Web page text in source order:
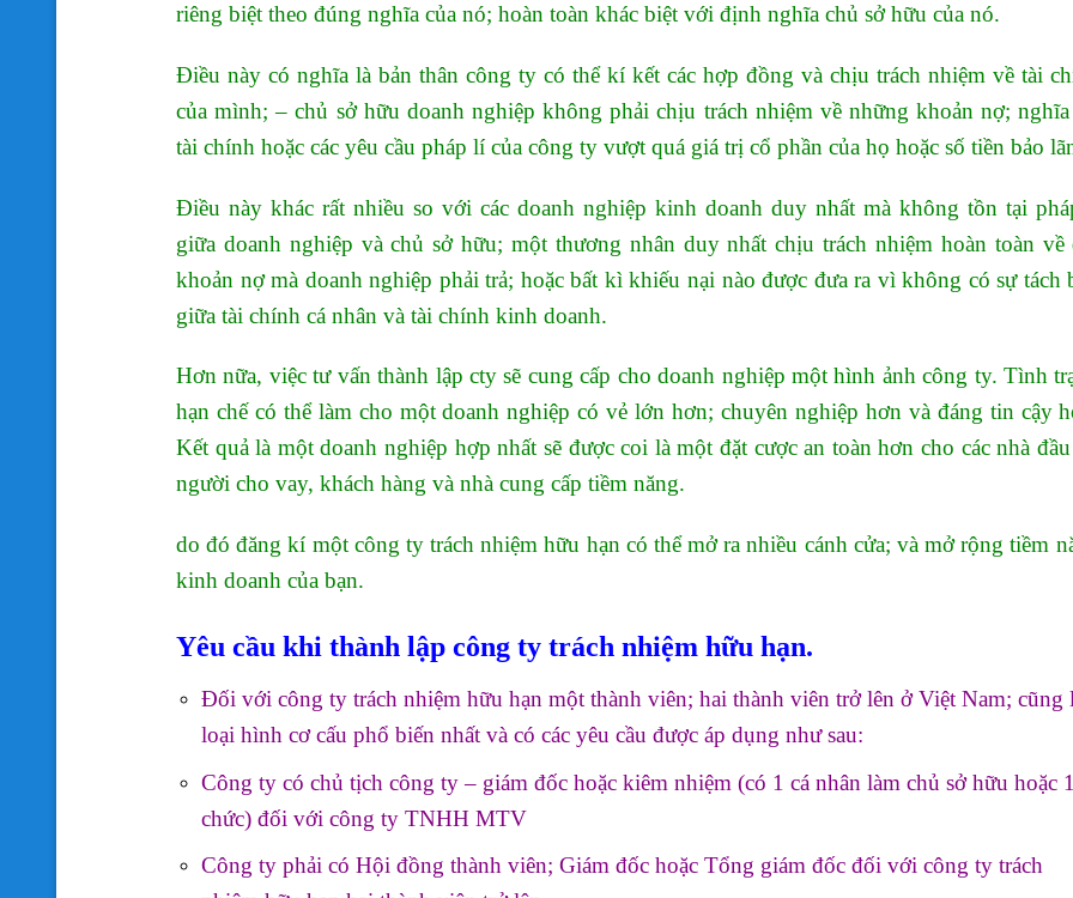
riêng biệt theo đúng nghĩa của nó; hoàn toàn khác biệt với định nghĩa chủ sở hữu của nó.
Điều này có nghĩa là bản thân công ty có thể kí kết các hợp đồng và chịu trách nhiệm về tài
của mình; – chủ sở hữu doanh nghiệp không phải chịu trách nhiệm về những khoản nợ;
tài chính hoặc các yêu cầu pháp lí của công ty vượt quá giá trị cổ phần của họ hoặc số tiền bảo
Điều này khác rất nhiều so với các doanh nghiệp kinh doanh duy nhất mà không tồn tại
giữa doanh nghiệp và chủ sở hữu; một thương nhân duy nhất chịu trách nhiệm hoàn toàn về
khoản nợ mà doanh nghiệp phải trả; hoặc bất kì khiếu nại nào được đưa ra vì không có sự tách
giữa tài chính cá nhân và tài chính kinh doanh.
Hơn nữa, việc tư vấn thành lập cty sẽ cung cấp cho doanh nghiệp một hình ảnh công ty. Tình
hạn chế có thể làm cho một doanh nghiệp có vẻ lớn hơn; chuyên nghiệp hơn và đáng tin cậy
Kết quả là một doanh nghiệp hợp nhất sẽ được coi là một đặt cược an toàn hơn cho các nhà
người cho vay, khách hàng và nhà cung cấp tiềm năng.
do đó đăng kí một công ty trách nhiệm hữu hạn có thể mở ra nhiều cánh cửa; và mở rộng tiềm
kinh doanh của bạn.
Yêu cầu khi thành lập công ty trách nhiệm hữu hạn.
Đối với công ty trách nhiệm hữu hạn một thành viên; hai thành viên trở lên ở Việt Nam; cũng
loại hình cơ cấu phổ biến nhất và có các yêu cầu được áp dụng như sau:
Công ty có chủ tịch công ty – giám đốc hoặc kiêm nhiệm (có 1 cá nhân làm chủ sở hữu hoặc
chức) đối với công ty TNHH MTV
Công ty phải có Hội đồng thành viên; Giám đốc hoặc Tổng giám đốc đối với công ty trách